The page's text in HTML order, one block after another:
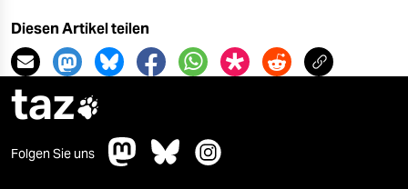
Diesen Artikel teilen
taz
Folgen Sie uns